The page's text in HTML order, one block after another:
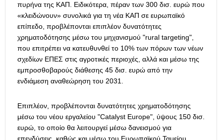
πυρήνα της ΚΑΠ. Ειδικότερα, πέραν των 300 δισ. ευρώ που
«κλειδώνουν» συνολικά για τη νέα ΚΑΠ σε ευρωπαϊκό
επίπεδο, προβλέπονται επιπλέον δυνατότητες
χρηματοδότησης μέσω του μηχανισμού "rural targeting",
που επιτρέπει να κατευθυνθεί το 10% των πόρων των νέων
σχεδίων ΕΠΕΣ στις αγροτικές περιοχές, αλλά και μέσω της
εμπροσθοβαρούς διάθεσης 45 δισ. ευρώ από την
ενδιάμεση αναθεώρηση του 2031.
Επιπλέον, προβλέπονται δυνατότητες χρηματοδότησης
μέσω του νέου εργαλείου "Catalyst Europe", ύψους 150 δισ.
ευρώ, το οποίο θα λειτουργεί μέσω δανεισμού για